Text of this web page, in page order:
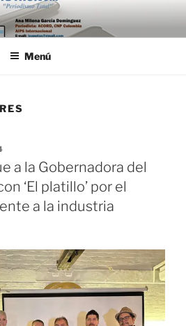
Menú
a la Gobernadora del
‘El platillo’ por el
a la industria